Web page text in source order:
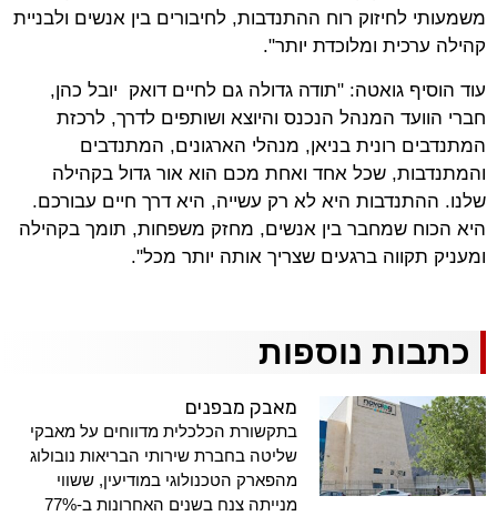
משמעותי לחיזוק רוח ההתנדבות, לחיבורים בין אנשים ולבניית
קהילה ערכית ומלוכדת יותר".
עוד הוסיף גואטה: "תודה גדולה גם לחיים דואק יובל כהן,
חברי הוועד המנהל הנכנס והיוצא ושותפים לדרך, לרכזת
המתנדבים רונית בניאן, מנהלי הארגונים, המתנדבים
והמתנדבות, שכל אחד ואחת מכם הוא אור גדול בקהילה
שלנו. ההתנדבות היא לא רק עשייה, היא דרך חיים עבורכם.
היא הכוח שמחבר בין אנשים, מחזק משפחות, תומך בקהילה
ומעניק תקווה ברגעים שצריך אותה יותר מכל".
כתבות נוספות
מאבק מבפנים
בתקשורת הכלכלית מדווחים על מאבקי
שליטה בחברת שירותי הבריאות נובולוג
מהפארק הטכנולוגי במודיעין, ששווי
מנייתה צנח בשנים האחרונות ב-77%